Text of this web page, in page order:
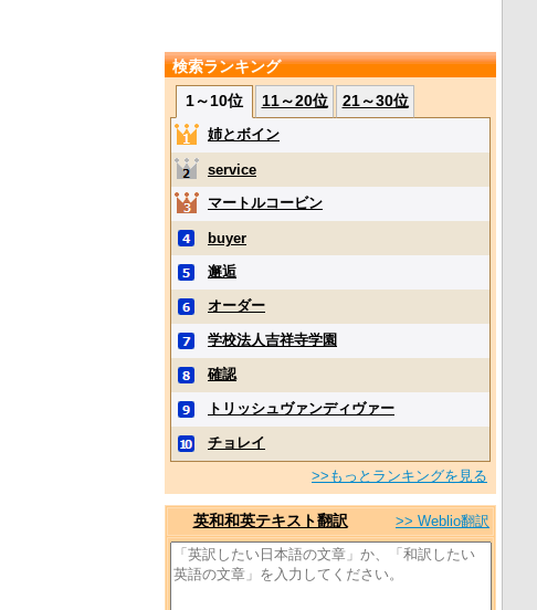
検索ランキング
1～10位
11～20位 21～30位
姉とボイン
service
マートルコービン
buyer
邂逅
オーダー
学校法人吉祥寺学園
確認
トリッシュヴァンディヴァー
チョレイ
>>もっとランキングを見る
英和和英テキスト翻訳 >> Weblio翻訳